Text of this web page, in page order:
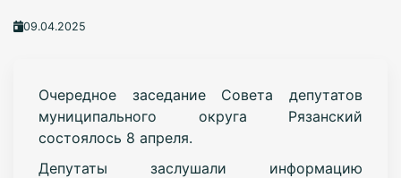
09.04.2025
Очередное заседание Совета депутатов
муниципального округа Рязанский
состоялось 8 апреля.
Депутаты заслушали информацию